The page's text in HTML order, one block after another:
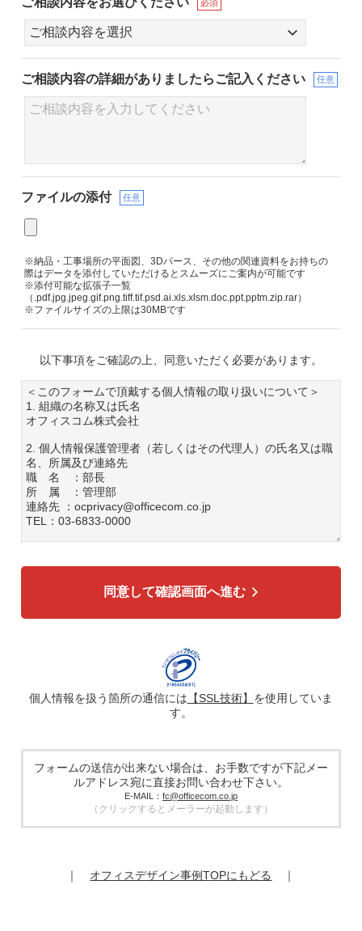
必須
ご相談内容の詳細がありましたらご記入ください 任意
ファイルの添付 任意
※納品・工事場所の平面図、3Dパース、その他の関連資料をお持ちの
際はデータを添付していただけるとスムーズにご案内が可能です
※添付可能な拡張子一覧
（.pdf.jpg.jpeg.gif.png.tiff.tif.psd.ai.xls.xlsm.doc.ppt.pptm.zip.rar）
※ファイルサイズの上限は30MBです
以下事項をご確認の上、同意いただく必要があります。
＜このフォームで頂戴する個人情報の取り扱いについて＞
1. 組織の名称又は氏名
オフィスコム株式会社
2. 個人情報保護管理者（若しくはその代理人）の氏名又は職
名、所属及び連絡先
職 名 ：部長
所 属 ：管理部
連絡先 ：ocprivacy@officecom.co.jp
TEL：03-6833-0000
広告配信の効率化、マーケティング活動などのために、氏
を、ハッシュ化などの適切なセキュリティ対策を施した上
で、広告配信サービス提供事業者に提供する場合がありま
す。提供した個人情報は、広告配信サービス提供事業者のプ
ライバシーポリシーに基づき取り扱われます。
5. 個人情報の取り扱い業務の委託
場合があります。その際、弊社は、個人情報を適切に保護で
きる管理体制を敷き実行していることを条件として委託先を
厳選したうえで、機密保持契約を委託先と締結し、お客様の
個人情報を厳密に管理させます。
提供記録の開示を請求することができます。
同意して確認画面へ進む
個人情報を扱う箇所の通信には 【SSL技術】 を使用していま
す。
フォームの送信が出来ない場合は、お手数ですが下記メー
ルアドレス宛に直接お問い合わせ下さい。
E-MAIL： fc@officecom.co.jp
（クリックするとメーラーが起動します）
｜ オフィスデザイン事例TOPにもどる ｜